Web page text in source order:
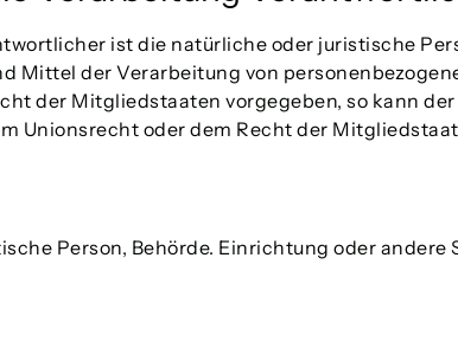
ist die natürliche oder juristische
Mittel der Verarbeitung von
der Mitgliedstaaten vorgegeben, so kann
Unionsrecht oder dem Recht der
Person, Behörde. Einrichtung oder andere